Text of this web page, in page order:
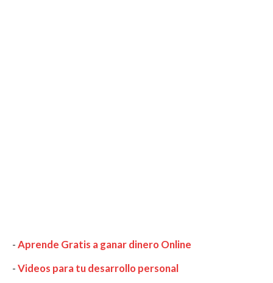
-Aprende Gratis a ganar dinero Online
-Videos para tu desarrollo personal